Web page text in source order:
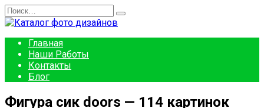
Перейти
к
Search
for:
Главная
Наши Работы
Контакты
Блог
Фигура сик doors — 114 картинок